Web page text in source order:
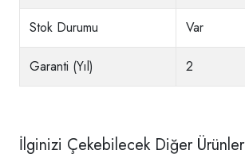
Stok Durumu Var
Garanti (Yıl) 2
İlginizi Çekebilecek Diğer Ürünler